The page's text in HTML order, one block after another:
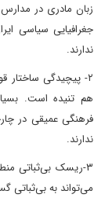
زبان مادری در مدارس
جغرافیایی سیاسی
ندارند.
۲- پیچیدگی ساختار
هم تنیده است.
فرهنگی عمیقی در
ندارند.
۳-ریسک بی‌ثباتی
می‌تواند به بی‌ثباتی